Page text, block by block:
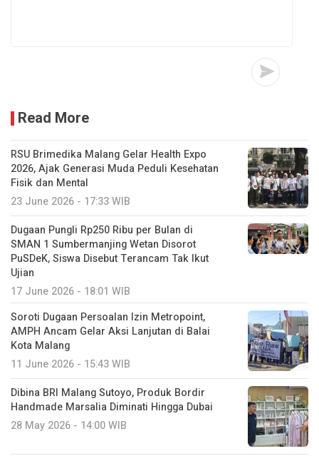
Read More
RSU Brimedika Malang Gelar Health Expo
2026, Ajak Generasi Muda Peduli Kesehatan
Fisik dan Mental
23 June 2026 - 17:33 WIB
Dugaan Pungli Rp250 Ribu per Bulan di
SMAN 1 Sumbermanjing Wetan Disorot
PuSDeK, Siswa Disebut Terancam Tak Ikut
Ujian
17 June 2026 - 18:01 WIB
Soroti Dugaan Persoalan Izin Metropoint,
AMPH Ancam Gelar Aksi Lanjutan di Balai
Kota Malang
11 June 2026 - 15:43 WIB
Dibina BRI Malang Sutoyo, Produk Bordir
Handmade Marsalia Diminati Hingga Dubai
28 May 2026 - 14:00 WIB